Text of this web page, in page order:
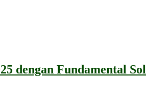
dengan Fundamental